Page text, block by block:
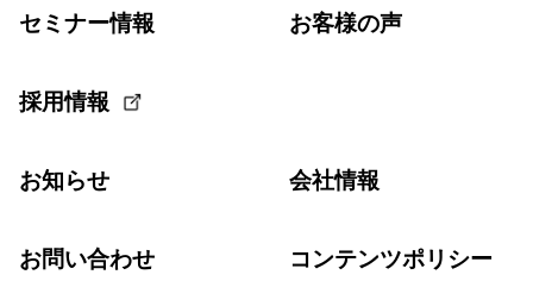
セミナー情報 お客様の声
採用情報
お知らせ 会社情報
お問い合わせ コンテンツポリシー